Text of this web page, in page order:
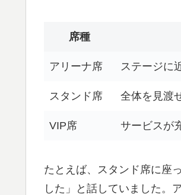
席種
アリーナ席 ステージに
スタンド席 全体を見渡
VIP席 サービスが
たとえば、スタンド席に座
した」と話していました。